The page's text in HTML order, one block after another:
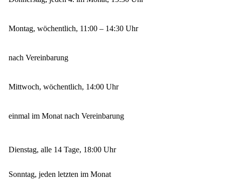
Montag, wöchentlich, 11:00 – 14:30 Uhr
nach Vereinbarung
Mittwoch, wöchentlich, 14:00 Uhr
einmal im Monat nach Vereinbarung
Dienstag, alle 14 Tage, 18:00 Uhr
Sonntag, jeden letzten im Monat